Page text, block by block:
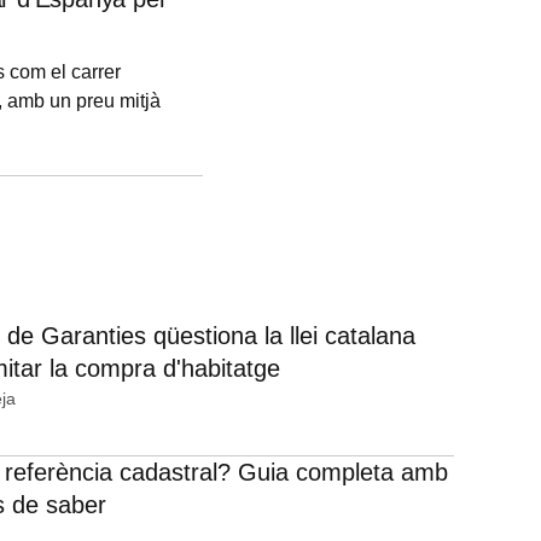
com el carrer
un preu mitjà
posició, hi ha
de Garanties qüestiona la llei catalana
la compra d'habitatge
cadastral? Guia completa amb
de saber